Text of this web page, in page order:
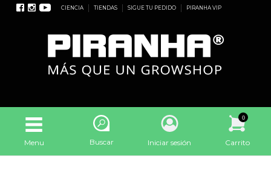
CIENCIA TIENDAS SIGUE TU PEDIDO PIRANHA VIP
Menu Buscar Iniciar sesión
0
Carrito